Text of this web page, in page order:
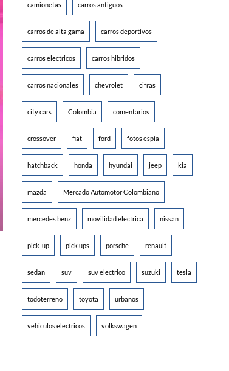
camionetas carros antiguos
carros de alta gama carros deportivos
carros electricos carros hibridos
carros nacionales chevrolet cifras
city cars Colombia comentarios
crossover fiat ford fotos espia
hatchback honda hyundai jeep kia
mazda Mercado Automotor Colombiano
mercedes benz movilidad electrica nissan
pick-up pick ups porsche renault
sedan suv suv electrico suzuki tesla
todoterreno toyota urbanos
vehiculos electricos volkswagen